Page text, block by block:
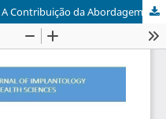
Saúde Integral na Terceira Idade: A Contribuição da Abordagem Holística